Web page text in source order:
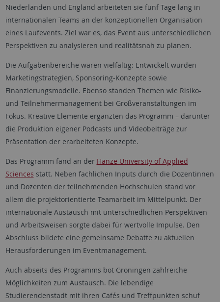
Niederlanden und England arbeiteten sie fünf Tage lang in
internationalen Teams an der konzeptionellen Organisation
eines Laufevents. Ziel war es, das Event aus unterschiedlichen
Perspektiven zu analysieren und realitätsnah zu planen.
Die Aufgabenbereiche waren vielfältig: Entwickelt wurden
Marketingstrategien, Sponsoring-Konzepte sowie
Finanzierungsmodelle. Ebenso standen Themen wie Risiko-
und Teilnehmermanagement bei Großveranstaltungen im
Fokus. Kreative Elemente ergänzten das Programm – darunter
die Produktion eigener Podcasts und Videobeiträge zur
Präsentation der erarbeiteten Konzepte.
Das Programm fand an der Hanze University of Applied
Sciences statt. Neben fachlichen Inputs durch die Dozentinnen
und Dozenten der teilnehmenden Hochschulen stand vor
allem die projektorientierte Teamarbeit im Mittelpunkt. Der
internationale Austausch mit unterschiedlichen Perspektiven
und Arbeitsweisen sorgte dabei für wertvolle Impulse. Den
Abschluss bildete eine gemeinsame Debatte zu aktuellen
Herausforderungen im Eventmanagement.
Auch abseits des Programms bot Groningen zahlreiche
Möglichkeiten zum Austausch. Die lebendige
Studierendenstadt mit ihren Cafés und Treffpunkten schuf